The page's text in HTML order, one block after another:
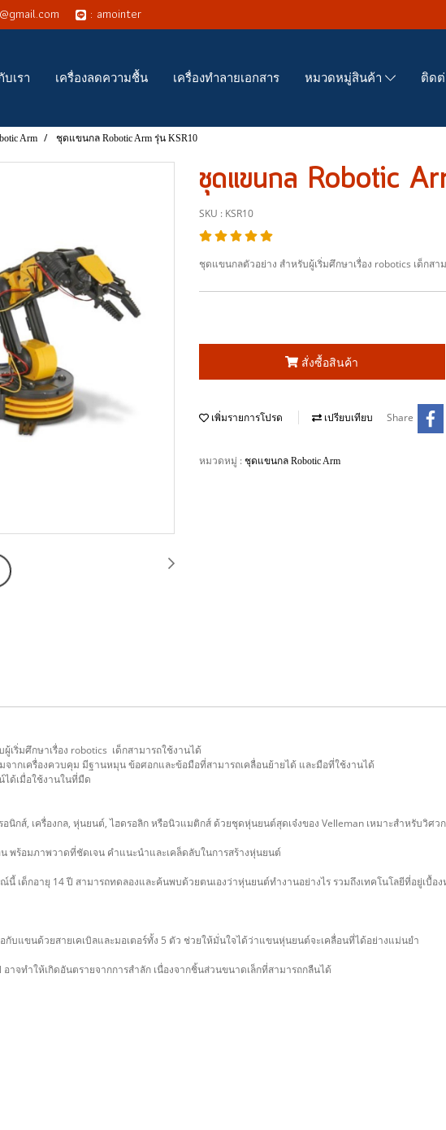
: amointer
บเรา เครื่องลดความชื้น เครื่องทำลายเอกสาร หมวดหมู่สินค้า ติด
Arm ชุดแขนกล Robotic Arm รุ่น KSR10
ชุดแขนกล Robotic
SKU : KSR10
ชุดแขนกลตัวอย่าง สำหรับผู้เริ่มศึกษาเรื่อง robotics เด็กสา
สั่งซื้อสินค้า
เพิ่มรายการโปรด เปรียบเทียบ Share
หมวดหมู่ : ชุดแขนกล Robotic Arm
เริ่มศึกษาเรื่อง robotics เด็กสามารถใช้งานได้
ากเครื่องควบคุม มีฐานหมุน ข้อศอกและข้อมือที่สามารถเคลื่อนย้ายได้ และมือที่ใช้งานได้
ด้เมื่อใช้งานในที่มืด
อนิกส์, เครื่องกล, หุ่นยนต์, ไฮดรอลิก หรือนิวแมติกส์ ด้วยชุดหุ่นยนต์สุดเจ๋งของ Velleman เหมาะสำหรับวิศว
พร้อมภาพวาดที่ชัดเจน คำแนะนำและเคล็ดลับในการสร้างหุ่นยนต์
นี้ เด็กอายุ 14 ปี สามารถทดลองและค้นพบด้วยตนเองว่าหุ่นยนต์ทำงานอย่างไร รวมถึงเทคโนโลยีที่อยู่เบื้อ
บแขนด้วยสายเคเบิลและมอเตอร์ทั้ง 5 ตัว ช่วยให้มั่นใจได้ว่าแขนหุ่นยนต์จะเคลื่อนที่ได้อย่างแม่นยำ
าจทำให้เกิดอันตรายจากการสำลัก เนื่องจากชิ้นส่วนขนาดเล็กที่สามารถกลืนได้